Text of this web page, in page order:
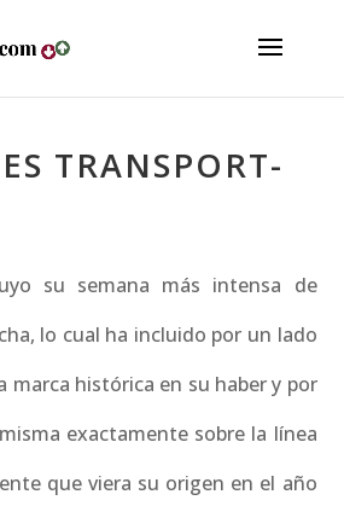
TRANSPORT-
su semana más intensa de
lo cual ha incluido por un lado
marca histórica en su haber y por
exactamente sobre la línea
que viera su origen en el año